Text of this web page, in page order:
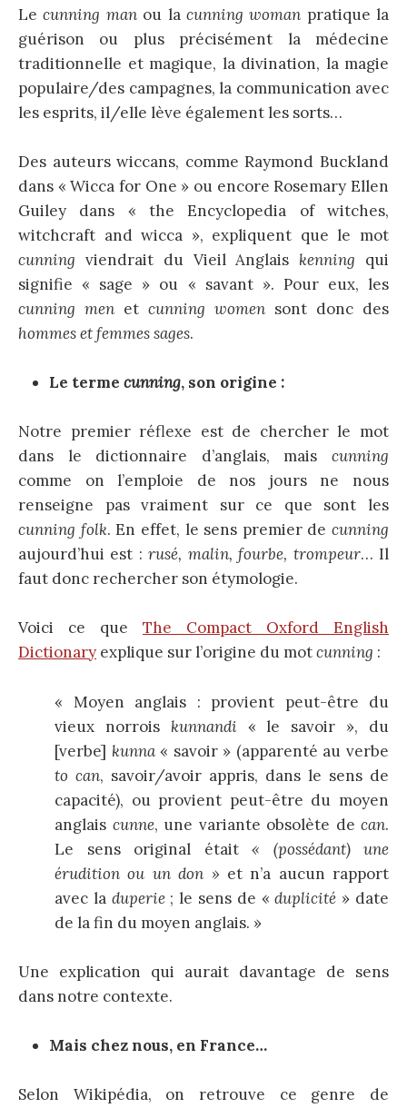
Lecunning manou la cunning woman pratique la
guérison ou plus précisément la médecine
traditionnelle et magique, la divination, la magie
populaire/des campagnes, la communication avec
les esprits, il/elle lève également les sorts…
Des auteurs wiccans, comme Raymond Buckland
dans « Wicca for One » ou encore Rosemary Ellen
Guiley dans « the Encyclopedia of witches,
witchcraft and wicca », expliquent que le mot
cunning viendrait du Vieil Anglais kenning qui
signifie « sage » ou « savant ». Pour eux, les
cunning men et cunning women sont donc des
hommes et femmes sages.
Le terme cunning, son origine :
Notre premier réflexe est de chercher le mot
dans le dictionnaire d’anglais, mais cunning
comme on l’emploie de nos jours ne nous
renseigne pas vraiment sur ce que sont les
cunning folk. En effet, le sens premier de cunning
aujourd’hui est :rusé, malin, fourbe, trompeur… Il
faut donc rechercher son étymologie.
Voici ce que The Compact Oxford English
Dictionary explique sur l’origine du motcunning :
« Moyen anglais : provient peut-être du
vieux norrois kunnandi « le savoir », du
[verbe] kunna« savoir » (apparenté au verbe
to can, savoir/avoir appris, dans le sens de
capacité), ou provient peut-être du moyen
anglais cunne, une variante obsolète de can.
Le sens original était « (possédant) une
érudition ou un don » et n’a aucun rapport
avec la duperie; le sens de «duplicité » date
de la fin du moyen anglais. »
Une explication qui aurait davantage de sens
dans notre contexte.
Mais chez nous, en France…
Selon Wikipédia, on retrouve ce genre de